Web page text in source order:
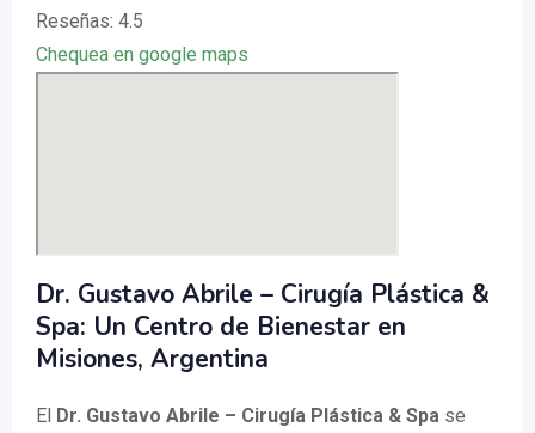
Reseñas: 4.5
Chequea en google maps
Dr. Gustavo Abrile – Cirugía Plástica &
Spa: Un Centro de Bienestar en
Misiones, Argentina
El Dr. Gustavo Abrile – Cirugía Plástica & Spa se